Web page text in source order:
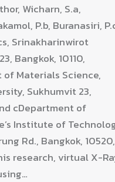
Wicharn, S.a,
P.b, Buranasiri,
Srinakharinwirot
Bangkok, 10110,
Materials Science,
Sukhumvit 23,
cDepartment of
Institute of
Rd., Bangkok, 10520,
research, virtual X-